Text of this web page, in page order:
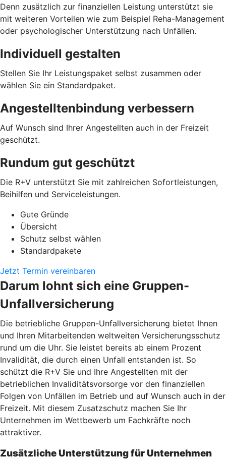
Denn zusätzlich zur finanziellen Leistung unterstützt sie
mit weiteren Vorteilen wie zum Beispiel Reha-Management
oder psychologischer Unterstützung nach Unfällen.
Individuell gestalten
Stellen Sie Ihr Leistungspaket selbst zusammen oder
wählen Sie ein Standardpaket.
Angestelltenbindung verbessern
Auf Wunsch sind Ihrer Angestellten auch in der Freizeit
geschützt.
Rundum gut geschützt
Die R+V unterstützt Sie mit zahlreichen Sofortleistungen,
Beihilfen und Serviceleistungen.
Gute Gründe
Übersicht
Schutz selbst wählen
Standardpakete
Jetzt Termin vereinbaren
Darum lohnt sich eine Gruppen-
Unfallversicherung
Die betriebliche Gruppen-Unfallversicherung bietet Ihnen
und Ihren Mitarbeitenden weltweiten Versicherungsschutz
rund um die Uhr. Sie leistet bereits ab einem Prozent
Invalidität, die durch einen Unfall entstanden ist. So
schützt die R+V Sie und Ihre Angestellten mit der
betrieblichen Invaliditätsvorsorge vor den finanziellen
Folgen von Unfällen im Betrieb und auf Wunsch auch in der
Freizeit. Mit diesem Zusatzschutz machen Sie Ihr
Unternehmen im Wettbewerb um Fachkräfte noch
attraktiver.
Zusätzliche Unterstützung für Unternehmen